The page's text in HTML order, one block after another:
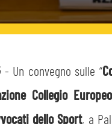
- Un convegno sulle “
Collegio
dello Sport, a